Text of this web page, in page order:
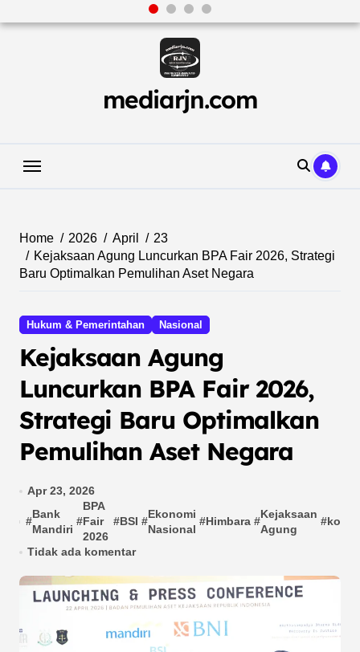
Skip
mediarjn.com
Home 2026 April
23
Kejaksaan Agung Luncurkan BPA Fair 2026, Strategi
Baru Optimalkan Pemulihan Aset Negara
Hukum & Pemerintahan Nasional
Kejaksaan Agung
Luncurkan BPA Fair 2026,
Strategi Baru Optimalkan
Pemulihan Aset Negara
Apr 23, 2026
#
Bank
Mandiri
#
BPA
Fair
2026
#BSI #
Ekonomi
Nasional
#Himbara #
Kejaksaan
Agung
#
Tidak ada komentar